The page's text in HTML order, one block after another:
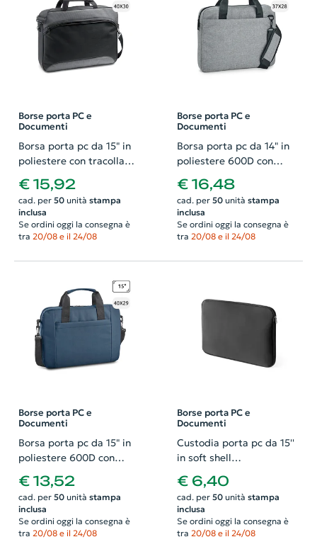
Borse porta PC e
Documenti
Borsa porta pc da 15" in
poliestere con tracolla
regolabile e aggancio
trolley 40x8x30cm
€ 15,92
cad. per 50unità stampa
inclusa
Se ordini oggi la consegna è
tra 20/08 e il 24/08
Borse porta PC e
Documenti
Borsa porta pc da 14" in
poliestere 600D con
tracolla regolabile e
aggancio trolley
37x5x28cm
€ 16,48
cad. per 50unità stampa
inclusa
Se ordini oggi la consegna è
tra 20/08 e il 24/08
Borse porta PC e
Documenti
Borsa porta pc da 15" in
poliestere 600D con
tasche interne e tracolla
regolabile 40x5x29cm
€ 13,52
cad. per 50unità stampa
inclusa
Se ordini oggi la consegna è
tra 20/08 e il 24/08
Borse porta PC e
Documenti
Custodia porta pc da 15''
in soft shell
355x280x30mm
€ 6,40
cad. per 50unità stampa
inclusa
Se ordini oggi la consegna è
tra 20/08 e il 24/08